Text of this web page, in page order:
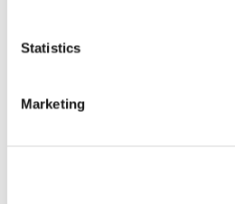
Statistics
Marketing